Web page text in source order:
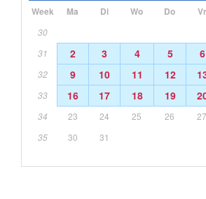
Week Ma Di Wo Do Vr
30
31 2 3 4 5 6
32 9 10 11 12
33 16 17 18 19
34 23 24 25 26 27
35
30 31